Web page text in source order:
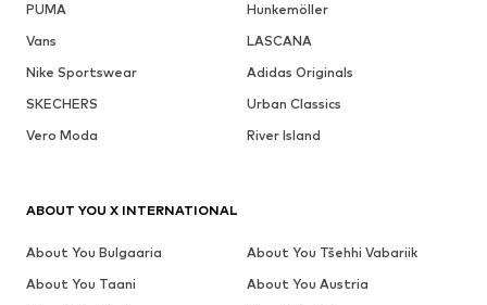
PUMA
Hunkemöller
Vans
LASCANA
Nike Sportswear
Adidas Originals
SKECHERS
Urban Classics
Vero Moda
River Island
ABOUT YOU X INTERNATIONAL
About You Bulgaaria
About You Tšehhi Vabariik
About You Taani
About You Austria